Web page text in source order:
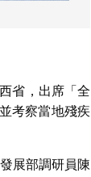
省，出席「全
考察當地殘疾
展部調研員陳